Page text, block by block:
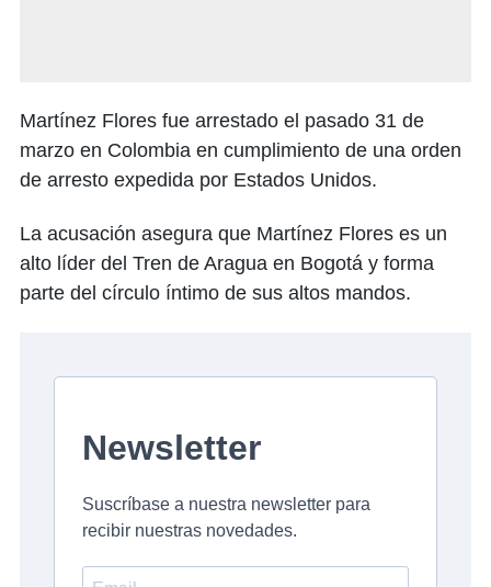
Martínez Flores fue arrestado el pasado 31 de
marzo en Colombia en cumplimiento de una orden
de arresto expedida por Estados Unidos.
La acusación asegura que Martínez Flores es un
alto líder del Tren de Aragua en Bogotá y forma
parte del círculo íntimo de sus altos mandos.